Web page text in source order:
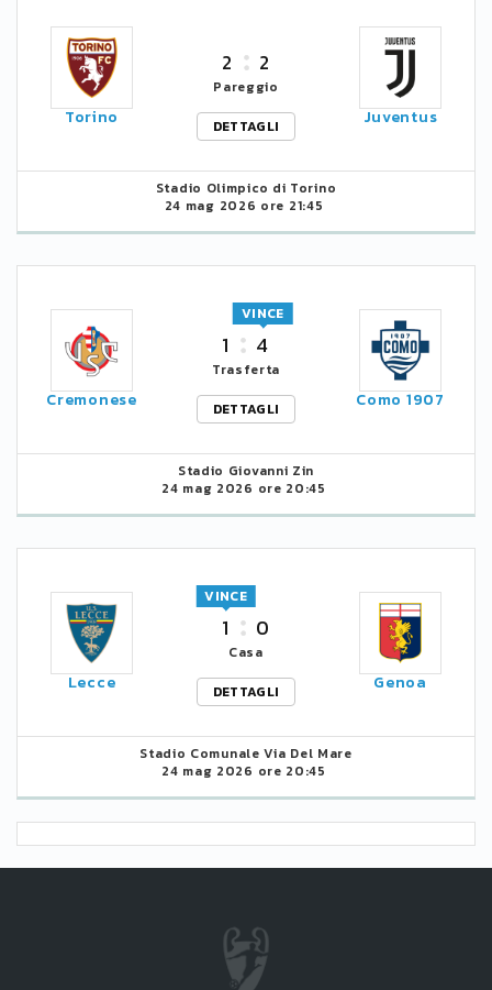
Torino
2 2
Pareggio
DETTAGLI
Juventus
Stadio Olimpico di Torino
24 mag 2026 ore 21:45
Cremonese
1 4
VINCE
Trasferta
DETTAGLI
Como 1907
Stadio Giovanni Zin
24 mag 2026 ore 20:45
Lecce
1
VINCE
0
Casa
DETTAGLI
Genoa
Stadio Comunale Via Del Mare
24 mag 2026 ore 20:45